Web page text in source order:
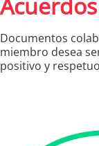
Documentos
miembro desea
positivo y